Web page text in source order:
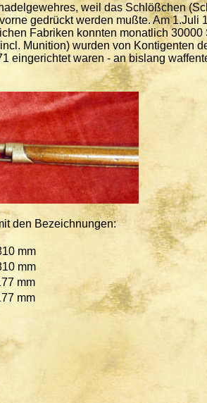
weil das Schlößchen
gedrückt werden mußte. Am 1.Juli
Fabriken konnten monatlich
Munition) wurden von Kontigenten
eingerichtet waren - an bislang
den Bezeichnungen:
mm
mm
mm
mm